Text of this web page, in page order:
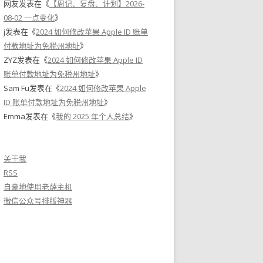
网友发表在《 【周记、复盘、计划】2026-
08-02 一点变化》
j发表在《2024 如何修改苹果 Apple ID 账单
付款地址为免税州地址》
ZYZ发表在《2024 如何修改苹果 Apple ID
账单付款地址为免税州地址》
Sam Fu发表在《2024 如何修改苹果 Apple
ID 账单付款地址为免税州地址》
Emma发表在《我的 2025 年个人总结》
关于我
RSS
自豪地使用老薛主机
微信公众号排版神器